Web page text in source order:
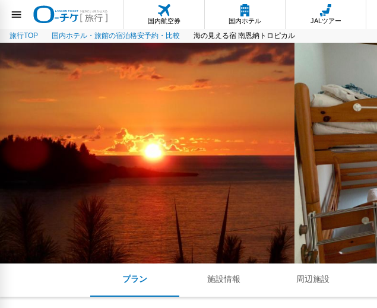
国内航空券 国内ホテル JALツアー
旅行TOP 国内ホテル・旅館の宿泊格安予約・比較 海の見える宿 南恩納トロピカル
プラン 施設情報 周辺施設